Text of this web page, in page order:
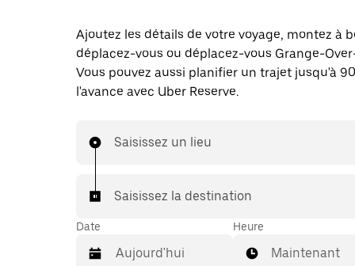
Ajoutez les détails de votre voyage, montez à
déplacez-vous ou déplacez-vous Grange-
Vous pouvez aussi planifier un trajet jusqu'à
l'avance avec Uber Reserve.
Saisissez un lieu
Saisissez la destination
Date Heure
Maintenant